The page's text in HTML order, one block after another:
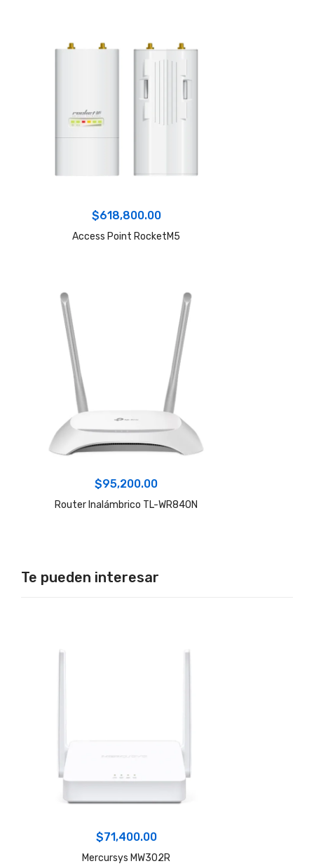
$618,800.00
Access Point RocketM5
$95,200.00
Router Inalámbrico TL-WR840N
Te pueden interesar
$71,400.00
Mercursys MW302R